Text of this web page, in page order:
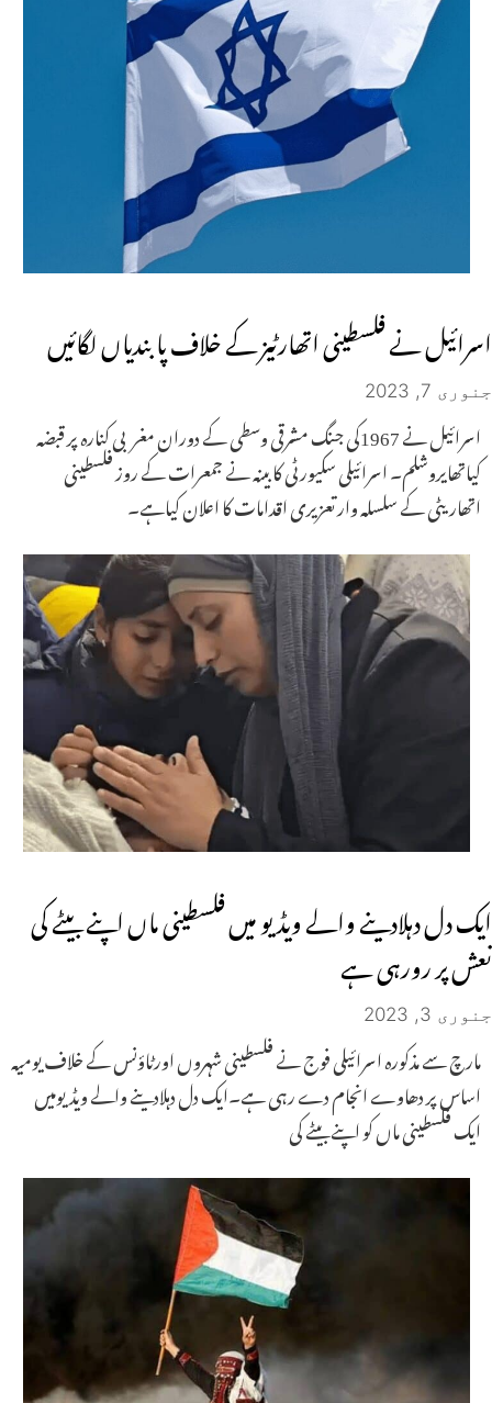
اسرائیل نے فلسطینی اتھارٹیز کے خلاف پابندیاں لگائیں
جنوری 7, 2023
اسرائیل نے 1967کی جنگ مشرقی وسطی کے دوران مغربی کنارہ پر قبضہ
کیاتھایروشلم۔ اسرائیلی سکیورٹی کابینہ نے جمعرات کے روز فلسطینی
اتھاریٹی کے سلسلہ وار تعزیری اقدامات کا اعلان کیاہے۔
ایک دل دہلادینے والے ویڈیو میں فلسطینی ماں اپنے بیٹے کی
نعش پر رورہی ہے
جنوری 3, 2023
مارچ سے مذکورہ اسرائیلی فوج نے فلسطینی شہروں اورٹاؤنس کے خلاف یومیہ
اساس پر دھاوے انجام دے رہی ہے۔ایک دل دہلادینے والے ویڈیومیں
ایک فلسطینی ماں کو اپنے بیٹے کی